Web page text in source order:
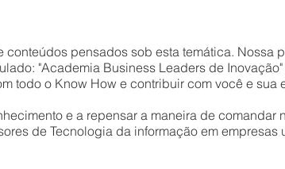
conteúdos pensados sob esta temática. Nossa
"Academia Business Leaders de
todo o Know How e contribuir com você e sua
e a repensar a maneira de comandar
de Tecnologia da informação em empresas